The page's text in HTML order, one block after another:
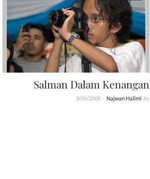
Salman Dalam Kenangan
by
Najwan Halimi
-
3/05/2008